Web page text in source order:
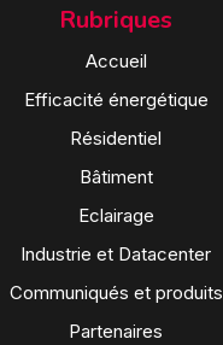
Rubriques
Accueil
Efficacité énergétique
Résidentiel
Bâtiment
Eclairage
Industrie et Datacenter
Communiqués et produits
Partenaires